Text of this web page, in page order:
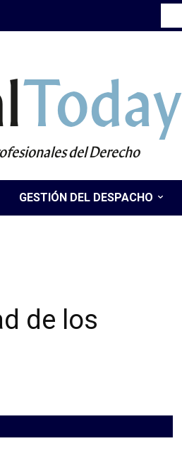
Today
del Derecho
GESTIÓN DEL DESPACHO
de los